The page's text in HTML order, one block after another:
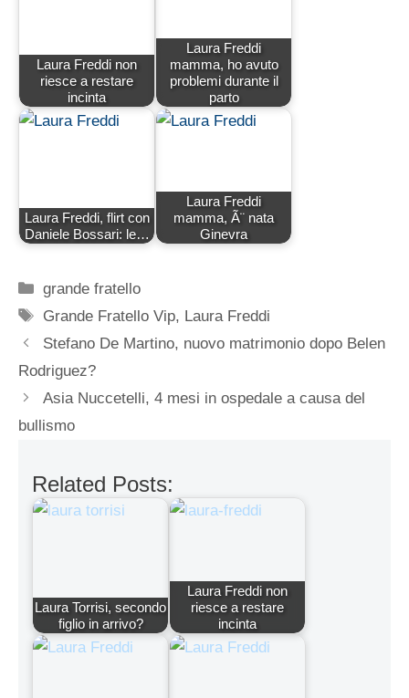
Laura Freddi non
riesce a restare
incinta
Laura Freddi
mamma, ho avuto
problemi durante il
parto
Laura Freddi, flirt con
Daniele Bossari: le…
Laura Freddi
mamma, Ã¨ nata
Ginevra
Categorie
grande fratello
Tag
Grande Fratello Vip, Laura Freddi
Stefano De Martino, nuovo matrimonio dopo Belen
Rodriguez?
Asia Nuccetelli, 4 mesi in ospedale a causa del
bullismo
Related Posts:
Laura Torrisi, secondo
figlio in arrivo?
Laura Freddi non
riesce a restare
incinta